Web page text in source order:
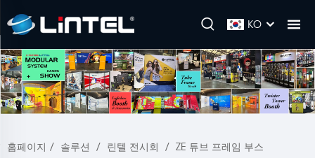
KO
홈페이지 / 솔루션 / 린텔 전시회 / ZE 튜브 프레임 부스